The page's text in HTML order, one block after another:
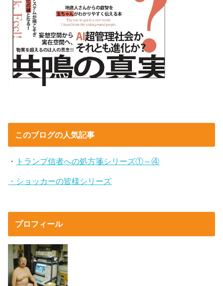
このブログの人気記事
・ トランプ信者への処方箋シリーズ①～④
・ショッカーの皆様シリーズ
プロフィール